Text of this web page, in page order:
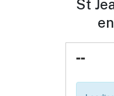
St